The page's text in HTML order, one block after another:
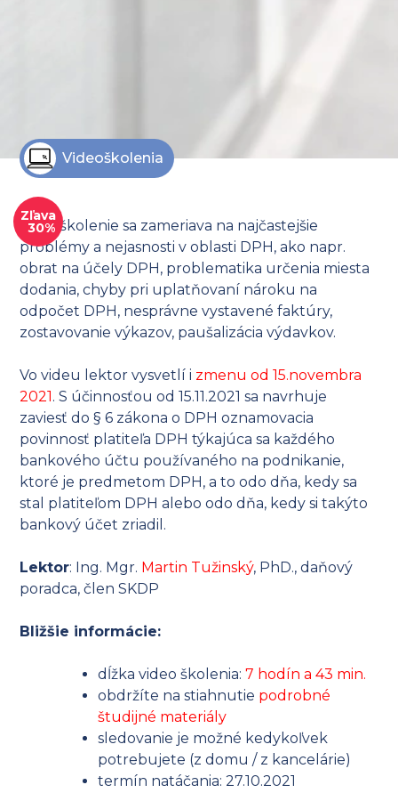
Videoškolenia
Zľava
30%
Videoškolenie sa zameriava na najčastejšie
problémy a nejasnosti v oblasti DPH, ako napr.
obrat na účely DPH, problematika určenia miesta
dodania, chyby pri uplatňovaní nároku na
odpočet DPH, nesprávne vystavené faktúry,
zostavovanie výkazov, paušalizácia výdavkov.
Vo videu lektor vysvetlí i zmenu od 15.novembra
2021. S účinnosťou od 15.11.2021 sa navrhuje
zaviesť do § 6 zákona o DPH oznamovacia
povinnosť platiteľa DPH týkajúca sa každého
bankového účtu používaného na podnikanie,
ktoré je predmetom DPH, a to odo dňa, kedy sa
stal platiteľom DPH alebo odo dňa, kedy si takýto
bankový účet zriadil.
Lektor: Ing. Mgr. Martin Tužinský, PhD., daňový
poradca, člen SKDP
Bližšie informácie:
dĺžka video školenia:7 hodín a 43 min.
obdržíte na stiahnutie podrobné
študijné materiály
sledovanie je možné kedykoľvek
potrebujete (z domu / z kancelárie)
termín natáčania: 27.10.2021